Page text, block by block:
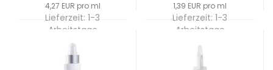
4,27 EUR pro ml
Lieferzeit: 1-3
Arbeitstage
1,39 EUR pro ml
Lieferzeit: 1-3
Arbeitstage